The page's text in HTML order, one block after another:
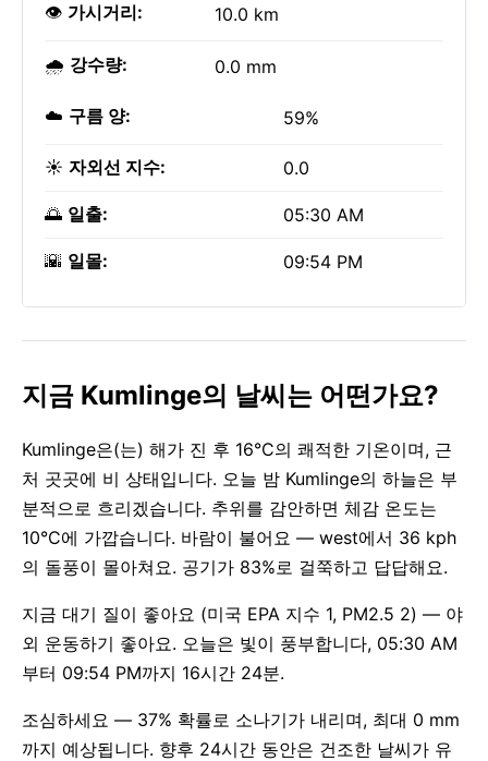
👁️ 가시거리: 10.0 km
🌧️ 강수량: 0.0 mm
☁️ 구름 양: 59%
☀️ 자외선 지수: 0.0
🌅 일출: 05:30 AM
🌇 일몰: 09:54 PM
지금 Kumlinge의 날씨는 어떤가요?
Kumlinge은(는) 해가 진 후 16°C의 쾌적한 기온이며, 근
처 곳곳에 비 상태입니다. 오늘 밤 Kumlinge의 하늘은 부
분적으로 흐리겠습니다. 추위를 감안하면 체감 온도는
10°C에 가깝습니다. 바람이 불어요 — west에서 36 kph
의 돌풍이 몰아쳐요. 공기가 83%로 걸쭉하고 답답해요.
지금 대기 질이 좋아요 (미국 EPA 지수 1, PM2.5 2) — 야
외 운동하기 좋아요. 오늘은 빛이 풍부합니다, 05:30 AM
부터 09:54 PM까지 16시간 24분.
조심하세요 — 37% 확률로 소나기가 내리며, 최대 0 mm
까지 예상됩니다. 향후 24시간 동안은 건조한 날씨가 유